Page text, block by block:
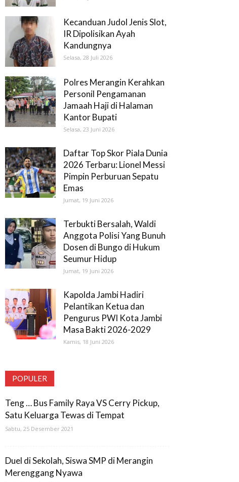
Kecanduan Judol Jenis Slot,
IR Dipolisikan Ayah
Kandungnya
Selasa, 28 Juli 2026
Polres Merangin Kerahkan
Personil Pengamanan
Jamaah Haji di Halaman
Kantor Bupati
Selasa, 23 Juni 2026
Daftar Top Skor Piala Dunia
2026 Terbaru: Lionel Messi
Pimpin Perburuan Sepatu
Emas
Jumat, 19 Juni 2026
Terbukti Bersalah, Waldi
Anggota Polisi Yang Bunuh
Dosen di Bungo di Hukum
Seumur Hidup
Jumat, 19 Juni 2026
Kapolda Jambi Hadiri
Pelantikan Ketua dan
Pengurus PWI Kota Jambi
Masa Bakti 2026-2029
Kamis, 18 Juni 2026
POPULER
Teng … Bus Family Raya VS Cerry Pickup,
Satu Keluarga Tewas di Tempat
Sabtu, 25 Desember 2021
Duel di Sekolah, Siswa SMP di Merangin
Merenggang Nyawa